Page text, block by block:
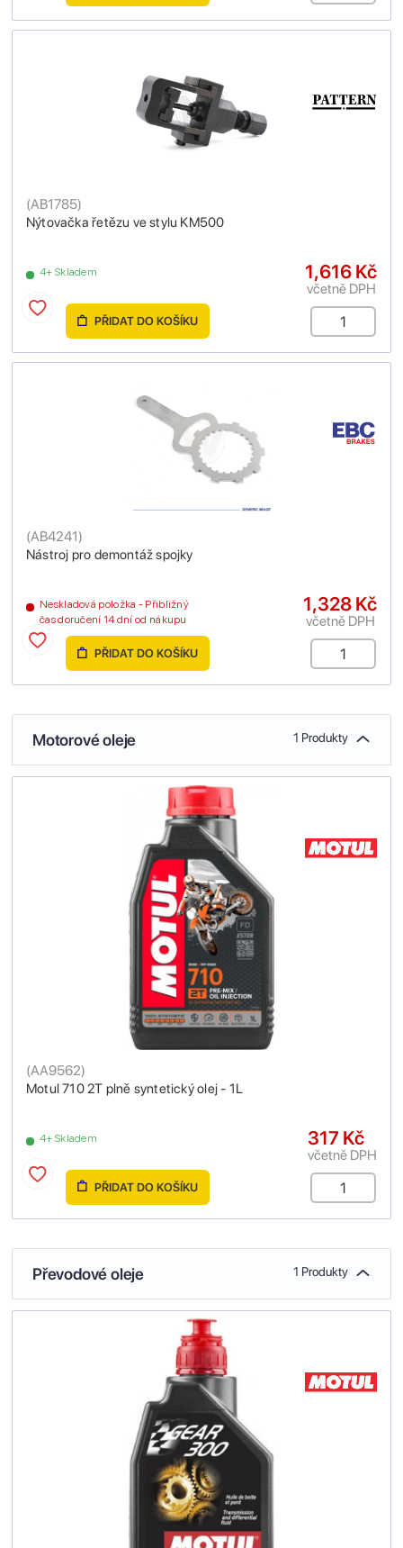
Nýtovačka řetězu ve stylu KM500
(AB1785)
4+ Skladem 1,616 Kč
včetně DPH
PŘIDAT DO KOŠÍKU
Nástroj pro demontáž spojky
(AB4241)
Neskladová položka - Přibližný
čas doručení 14 dní od nákupu
1,328 Kč
včetně DPH
PŘIDAT DO KOŠÍKU
Motorové oleje 1 Produkty
Motul 710 2T plně syntetický olej - 1L
(AA9562)
4+ Skladem 317 Kč
včetně DPH
PŘIDAT DO KOŠÍKU
Převodové oleje 1 Produkty